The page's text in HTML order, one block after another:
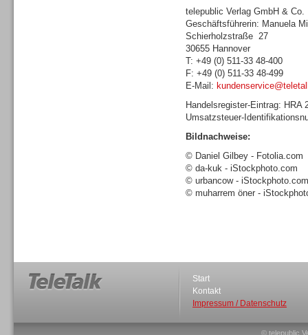
Dialer
telepublic Verlag GmbH & Co.
Geschäftsführerin: Manuela
Schierholzstraße 27
30655 Hannover
T: +49 (0) 511-33 48-400
F: +49 (0) 511-33 48-499
E-Mail:
Handelsregister-Eintrag: HRA
Umsatzsteuer-
Bildnachweise:
© Daniel Gilbey - Fotolia.com
© da-kuk - iStockphoto.com
© urbancow - iStockphoto.com
© muharrem öner -
Start
Kontakt
Impressum / Datenschutz
© telepublic